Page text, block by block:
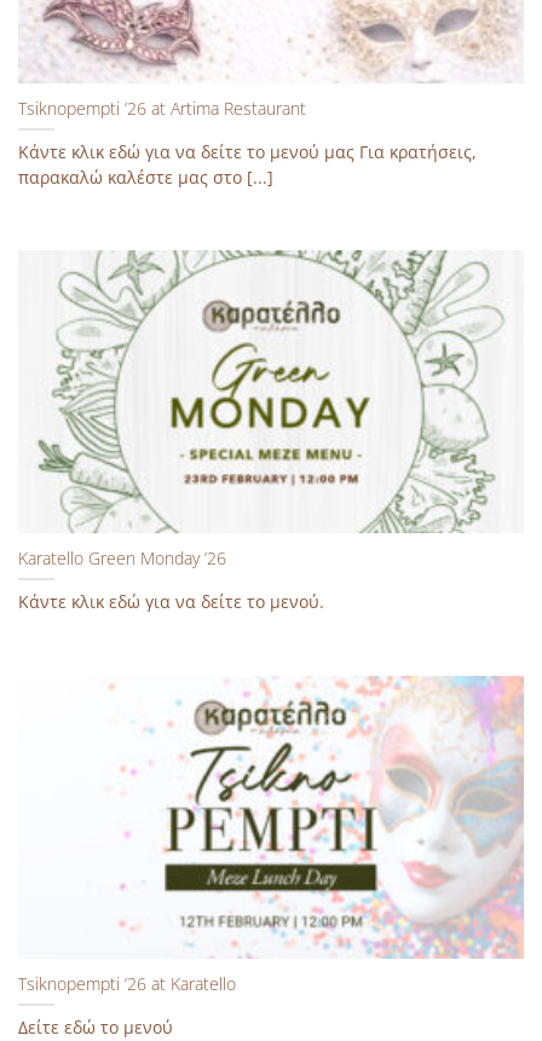
Tsiknopempti ’26 at Artima Restaurant
Κάντε κλικ εδώ για να δείτε το μενού μας Για κρατήσεις,
παρακαλώ καλέστε μας στο [...]
Karatello Green Monday ’26
Κάντε κλικ εδώ για να δείτε το μενού.
Tsiknopempti ’26 at Karatello
Δείτε εδώ το μενού